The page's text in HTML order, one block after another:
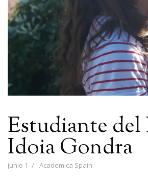
Estudiante del
Idoia Gondra
junio 1 Academica Spain